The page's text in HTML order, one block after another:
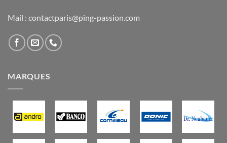
Mail : contactparis@ping-passion.com
MARQUES